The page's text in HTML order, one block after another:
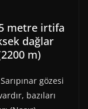
metre irtifa
dağlar
m)
gözesi
bazıları